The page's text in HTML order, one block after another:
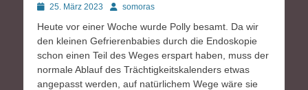
Posted25. März 2023 Autorsomoras
Heute vor einer Woche wurde Polly besamt. Da wir
den kleinen Gefrierenbabies durch die Endoskopie
schon einen Teil des Weges erspart haben, muss der
normale Ablauf des Trächtigkeitskalenders etwas
angepasst werden, auf natürlichem Wege wäre sie